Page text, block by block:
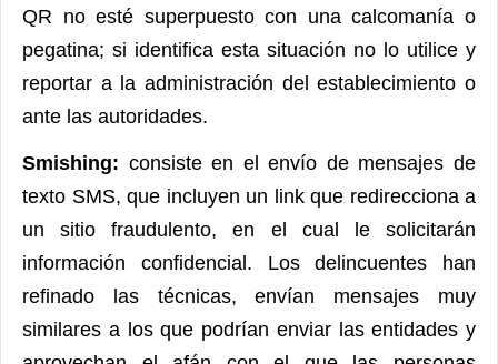
QR no esté superpuesto con una calcomanía o
pegatina; si identifica esta situación no lo utilice y
reportar a la administración del establecimiento o
ante las autoridades.
Smishing: consiste en el envío de mensajes de
texto SMS, que incluyen un link que redirecciona a
un sitio fraudulento, en el cual le solicitarán
información confidencial. Los delincuentes han
refinado las técnicas, envían mensajes muy
similares a los que podrían enviar las entidades y